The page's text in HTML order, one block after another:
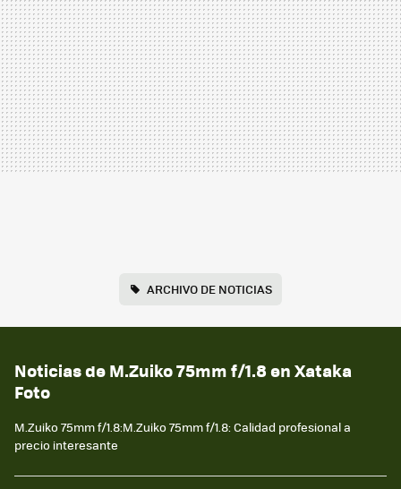
ARCHIVO DE NOTICIAS
Noticias de M.Zuiko 75mm f/1.8 en Xataka
Foto
M.Zuiko 75mm f/1.8:M.Zuiko 75mm f/1.8: Calidad profesional a
precio interesante